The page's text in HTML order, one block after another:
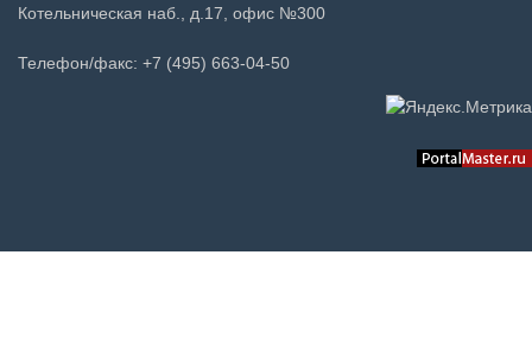
Котельническая наб., д.17, офис №300
Телефон/факс: +7 (495) 663-04-50